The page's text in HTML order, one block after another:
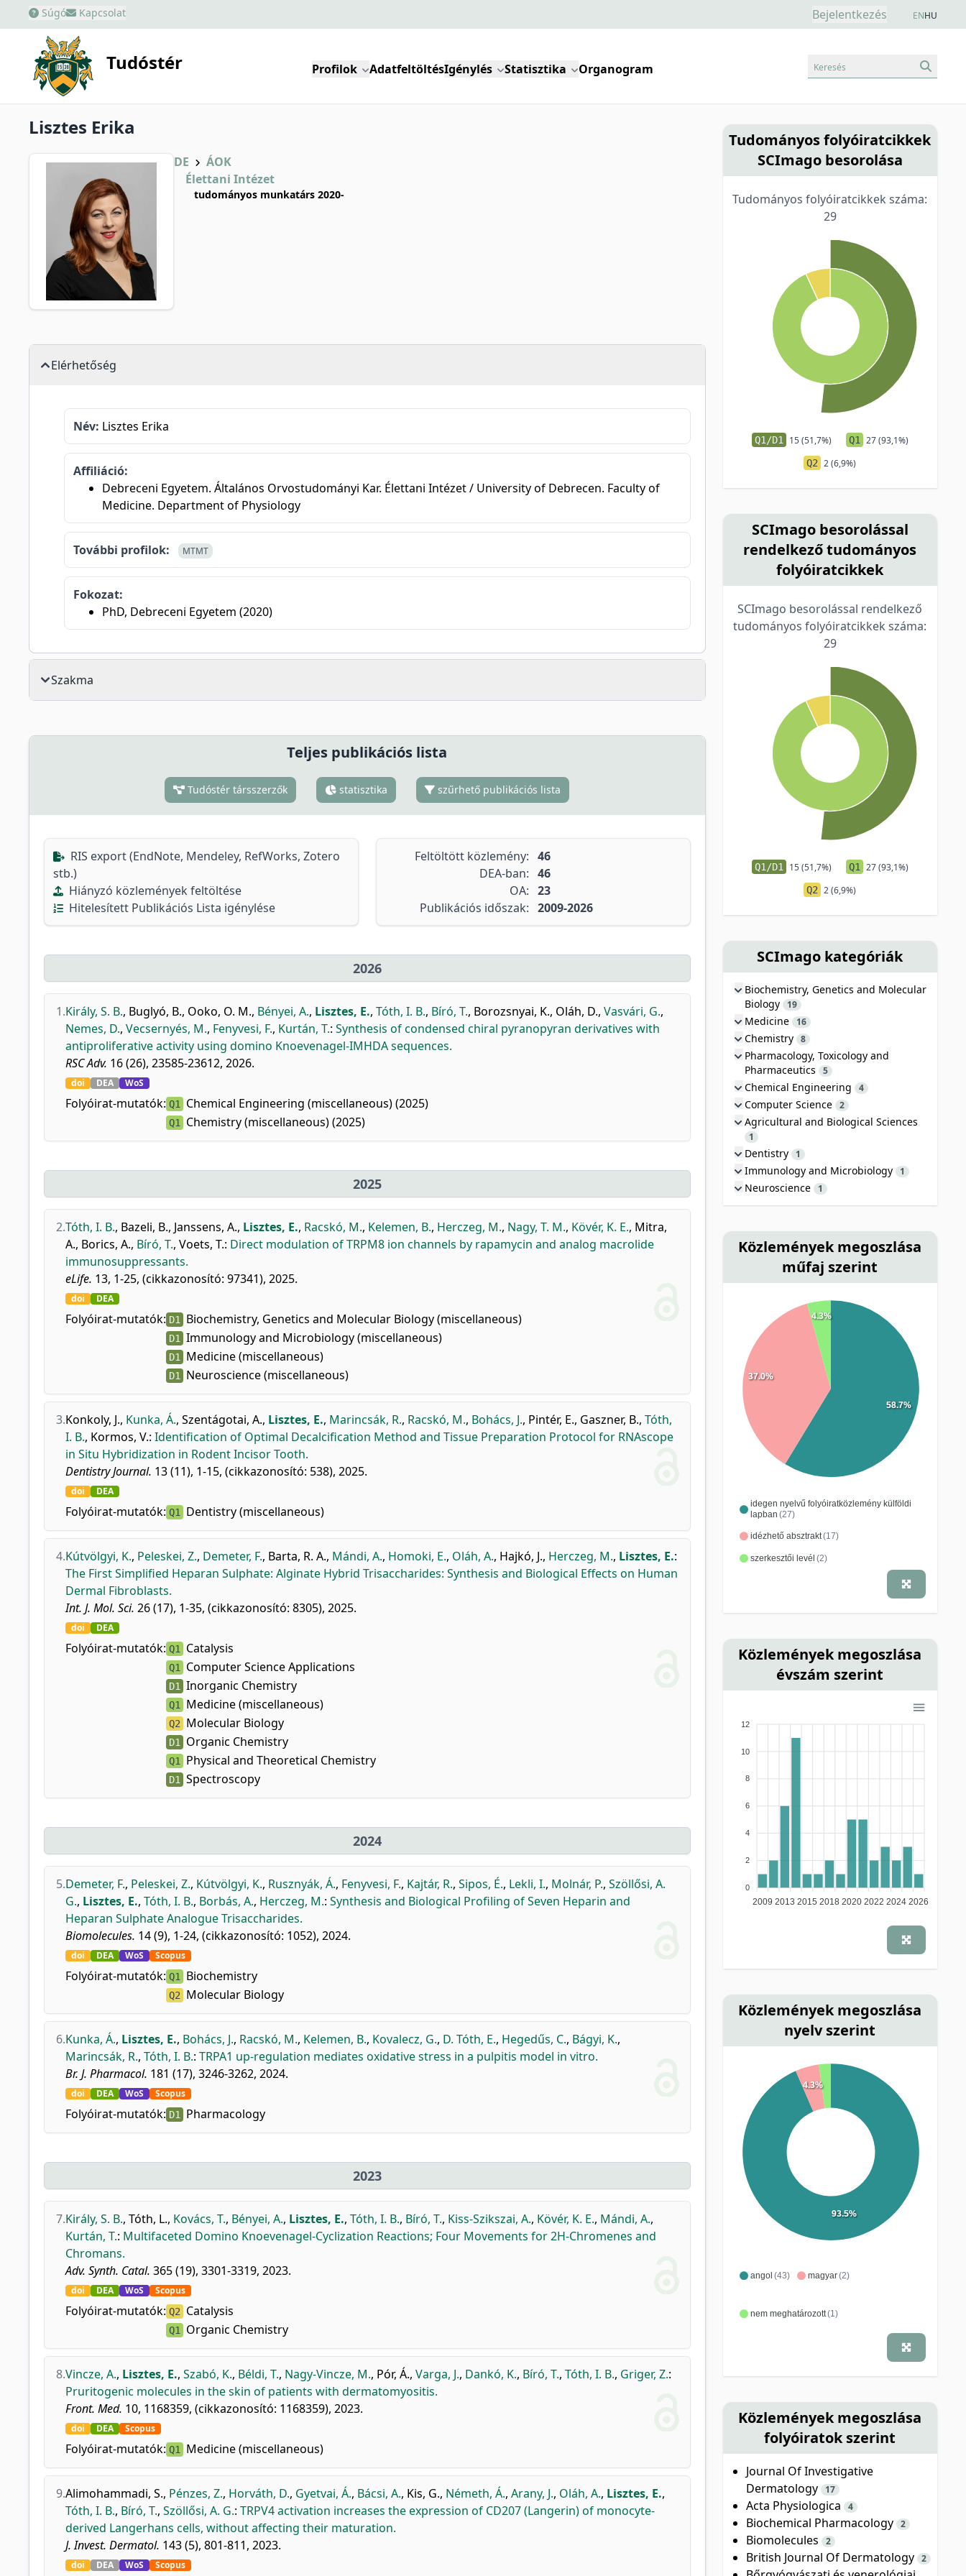
Súgó Kapcsolat Bejelentkezés ENHU
Tudóstér Profilok AdatfeltöltésIgénylés Statisztika Organogram Keresés
Lisztes Erika
DE
ÁOK
Élettani Intézet
tudományos munkatárs 2020-
Elérhetőség
Név: Lisztes Erika
Affiliáció:
Debreceni Egyetem. Általános Orvostudományi Kar. Élettani Intézet / University of Debrecen. Faculty of
Medicine. Department of Physiology
További profilok: MTMT
Fokozat:
PhD, Debreceni Egyetem (2020)
Szakma
Teljes publikációs lista
Tudóstér társszerzők statisztika szűrhető publikációs lista
RIS export (EndNote, Mendeley, RefWorks, Zotero
stb.)
Hiányzó közlemények feltöltése
Hitelesített Publikációs Lista igénylése
Feltöltött közlemény: 46
DEA-ban: 46
OA: 23
Publikációs időszak: 2009-2026
2026
1.Király, S. B., Buglyó, B., Ooko, O. M., Bényei, A., Lisztes, E., Tóth, I. B., Bíró, T., Borozsnyai, K., Oláh, D., Vasvári, G.,
Nemes, D., Vecsernyés, M., Fenyvesi, F., Kurtán, T.: Synthesis of condensed chiral pyranopyran derivatives with
antiproliferative activity using domino Knoevenagel-IMHDA sequences.
RSC Adv. 16 (26), 23585-23612, 2026.
doi DEA WoS
Folyóirat-mutatók: Q1 Chemical Engineering (miscellaneous) (2025)
Q1 Chemistry (miscellaneous) (2025)
2025
2.Tóth, I. B., Bazeli, B., Janssens, A., Lisztes, E., Racskó, M., Kelemen, B., Herczeg, M., Nagy, T. M., Kövér, K. E., Mitra,
A., Borics, A., Bíró, T., Voets, T.: Direct modulation of TRPM8 ion channels by rapamycin and analog macrolide
immunosuppressants.
eLife. 13, 1-25, (cikkazonosító: 97341), 2025.
doi DEA
Folyóirat-mutatók: D1 Biochemistry, Genetics and Molecular Biology (miscellaneous)
D1 Immunology and Microbiology (miscellaneous)
D1 Medicine (miscellaneous)
D1 Neuroscience (miscellaneous)
3.Konkoly, J., Kunka, Á., Szentágotai, A., Lisztes, E., Marincsák, R., Racskó, M., Bohács, J., Pintér, E., Gaszner, B., Tóth,
I. B., Kormos, V.: Identification of Optimal Decalcification Method and Tissue Preparation Protocol for RNAscope
in Situ Hybridization in Rodent Incisor Tooth.
Dentistry Journal. 13 (11), 1-15, (cikkazonosító: 538), 2025.
doi DEA
Folyóirat-mutatók: Q1 Dentistry (miscellaneous)
4.Kútvölgyi, K., Peleskei, Z., Demeter, F., Barta, R. A., Mándi, A., Homoki, E., Oláh, A., Hajkó, J., Herczeg, M., Lisztes, E.:
The First Simplified Heparan Sulphate: Alginate Hybrid Trisaccharides: Synthesis and Biological Effects on Human
Dermal Fibroblasts.
Int. J. Mol. Sci. 26 (17), 1-35, (cikkazonosító: 8305), 2025.
doi DEA
Folyóirat-mutatók: Q1 Catalysis
Q1 Computer Science Applications
D1 Inorganic Chemistry
Q1 Medicine (miscellaneous)
Q2 Molecular Biology
D1 Organic Chemistry
Q1 Physical and Theoretical Chemistry
D1 Spectroscopy
2024
5.Demeter, F., Peleskei, Z., Kútvölgyi, K., Rusznyák, Á., Fenyvesi, F., Kajtár, R., Sipos, É., Lekli, I., Molnár, P., Szöllősi, A.
G., Lisztes, E., Tóth, I. B., Borbás, A., Herczeg, M.: Synthesis and Biological Profiling of Seven Heparin and
Heparan Sulphate Analogue Trisaccharides.
Biomolecules. 14 (9), 1-24, (cikkazonosító: 1052), 2024.
doi DEA WoS Scopus
Folyóirat-mutatók: Q1 Biochemistry
Q2 Molecular Biology
6.Kunka, Á., Lisztes, E., Bohács, J., Racskó, M., Kelemen, B., Kovalecz, G., D. Tóth, E., Hegedűs, C., Bágyi, K.,
Marincsák, R., Tóth, I. B.: TRPA1 up-regulation mediates oxidative stress in a pulpitis model in vitro.
Br. J. Pharmacol. 181 (17), 3246-3262, 2024.
doi DEA WoS Scopus
Folyóirat-mutatók: D1 Pharmacology
2023
7.Király, S. B., Tóth, L., Kovács, T., Bényei, A., Lisztes, E., Tóth, I. B., Bíró, T., Kiss-Szikszai, A., Kövér, K. E., Mándi, A.,
Kurtán, T.: Multifaceted Domino Knoevenagel-Cyclization Reactions; Four Movements for 2H-Chromenes and
Chromans.
Adv. Synth. Catal. 365 (19), 3301-3319, 2023.
doi DEA WoS Scopus
Folyóirat-mutatók: Q2 Catalysis
Q1 Organic Chemistry
8.Vincze, A., Lisztes, E., Szabó, K., Béldi, T., Nagy-Vincze, M., Pór, Á., Varga, J., Dankó, K., Bíró, T., Tóth, I. B., Griger, Z.:
Pruritogenic molecules in the skin of patients with dermatomyositis.
Front. Med. 10, 1168359, (cikkazonosító: 1168359), 2023.
doi DEA Scopus
Folyóirat-mutatók: Q1 Medicine (miscellaneous)
9.Alimohammadi, S., Pénzes, Z., Horváth, D., Gyetvai, Á., Bácsi, A., Kis, G., Németh, Á., Arany, J., Oláh, A., Lisztes, E.,
Tóth, I. B., Bíró, T., Szöllősi, A. G.: TRPV4 activation increases the expression of CD207 (Langerin) of monocyte-
derived Langerhans cells, without affecting their maturation.
J. Invest. Dermatol. 143 (5), 801-811, 2023.
doi DEA WoS Scopus
Tudományos folyóiratcikkek
SCImago besorolása
Tudományos folyóiratcikkek száma:
29
Q1/D1 15 (51,7%) Q1 27 (93,1%)
Q2 2 (6,9%)
SCImago besorolással
rendelkező tudományos
folyóiratcikkek
SCImago besorolással rendelkező
tudományos folyóiratcikkek száma:
29
Q1/D1 15 (51,7%) Q1 27 (93,1%)
Q2 2 (6,9%)
SCImago kategóriák
Biochemistry, Genetics and Molecular
Biology
19
Medicine 16
Chemistry 8
Pharmacology, Toxicology and
Pharmaceutics
5
Chemical Engineering 4
Computer Science 2
Agricultural and Biological Sciences
1
Dentistry 1
Immunology and Microbiology 1
Neuroscience 1
Közlemények megoszlása
műfaj szerint
idegen nyelvű folyóiratközlemény külföldi
lapban (27)
idézhető absztrakt(17)
szerkesztői levél (2)
58.7%
37.0%
4.3%
Közlemények megoszlása
évszám szerint
12
10
8
6
4
2
0
2009 2013 2015 2018 2020 2022 2024 2026
Közlemények megoszlása
nyelv szerint
angol (43) magyar(2)
nem meghatározott(1)
93.5%
4.3%
Közlemények megoszlása
folyóiratok szerint
Journal Of Investigative
Dermatology
17
Acta Physiologica 4
Biochemical Pharmacology 2
Biomolecules 2
British Journal Of Dermatology 2